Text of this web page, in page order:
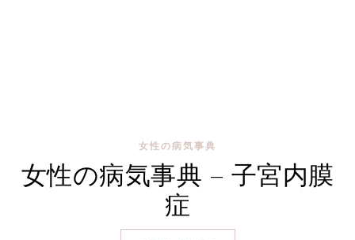
女性の病気事典
女性の病気事典 – 子宮内膜
症